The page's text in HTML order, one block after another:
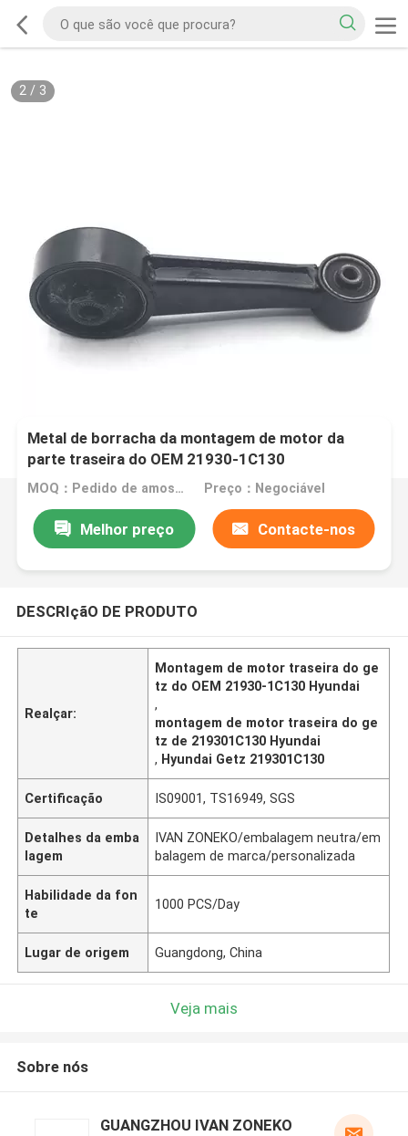
2/ 3
Metal de borracha da montagem de motor da
parte traseira do OEM 21930-1C130
219301C130 Hyundai Getz
MOQ：Pedido de amostra ou teste é aceito Preço：Negociável
Melhor preço Contacte-nos
DESCRIçãO DE PRODUTO
Realçar:
Montagem de motor traseira do ge
tz do OEM 21930-1C130 Hyundai
,
montagem de motor traseira do ge
tz de 219301C130 Hyundai
, Hyundai Getz 219301C130
Certificação IS09001, TS16949, SGS
Detalhes da emba
lagem
IVAN ZONEKO/embalagem neutra/em
balagem de marca/personalizada
Habilidade da fon
te
1000 PCS/Day
Lugar de origem Guangdong, China
Veja mais
Sobre nós
GUANGZHOU IVAN ZONEKO